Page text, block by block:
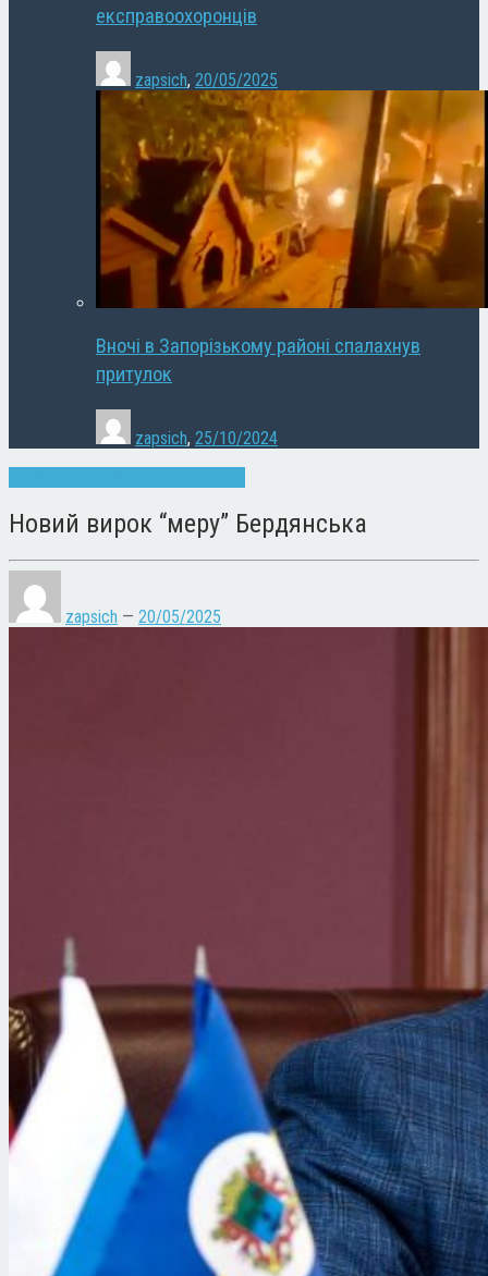
експравоохоронців
zapsich, 20/05/2025
Вночі в Запорізькому районі спалахнув
притулок
zapsich, 25/10/2024
Новий вирок “меру” Бердянська
zapsich — 20/05/2025